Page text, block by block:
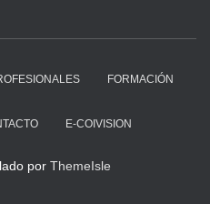
FORMACIÓN
E-COIVISION
por ThemeIsle